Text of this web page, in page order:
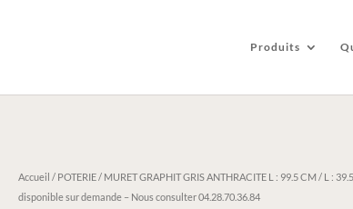
Produits
Accueil / POTERIE/ MURET GRAPHIT GRIS ANTHRACITE L : 99.5 CM / L :
disponible sur demande – Nous consulter 04.28.70.36.84